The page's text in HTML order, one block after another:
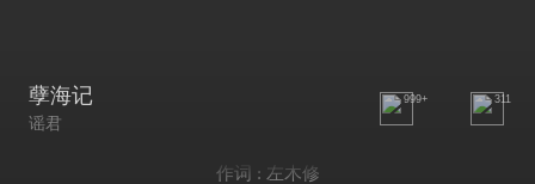
孽海记
谣君
999+ 311
作词 : 左木修